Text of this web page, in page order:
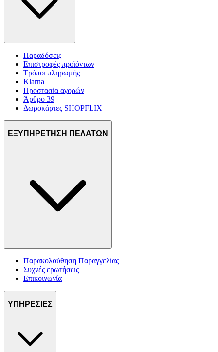
Παραδόσεις
Επιστροφές προϊόντων
Τρόποι πληρωμής
Klarna
Προστασία αγορών
Άρθρο 39
Δωροκάρτες SHOPFLIX
ΕΞΥΠΗΡΕΤΗΣΗ ΠΕΛΑΤΩΝ
Παρακολούθηση Παραγγελίας
Συχνές ερωτήσεις
Επικοινωνία
ΥΠΗΡΕΣΙΕΣ